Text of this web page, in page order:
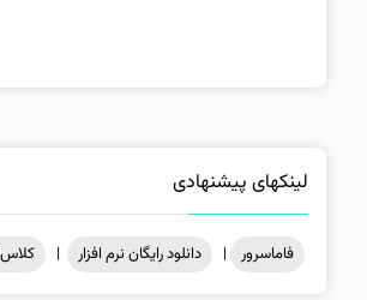
لینکهای پیشنهادی
فاماسرور | دانلود رایگان نرم افزار | کلاس